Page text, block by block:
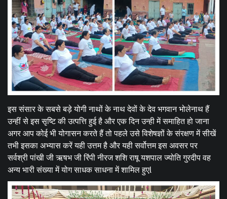
इस संसार के सबसे बड़े योगी नाथों के नाथ देवों के देव भगवान भोलेनाथ हैं
उन्हीं से इस सृष्टि की उत्पत्ति हुई है और एक दिन उन्ही में समाहित हो जाना
अगर आप कोई भी योगासन करते हैं तो पहले उसे विशेषज्ञों के संरक्षण में सीखें
तभी इसका अभ्यास करें यही उत्तम है और यही सर्वोत्तम इस अवसर पर
सर्वश्री पांखी जी ऋषभ जी रिंपी नीरज शशि राषू यशपाल ज्योति गुरदीप वह
अन्य भारी संख्या में योग साधक साधना में शामिल हुएl